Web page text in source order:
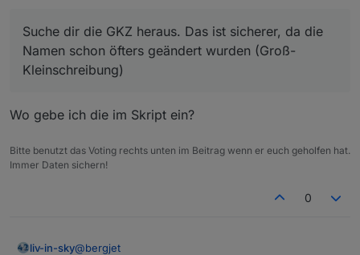
Suche dir die GKZ heraus. Das ist sicherer, da die
Namen schon öfters geändert wurden (Groß-
Kleinschreibung)
Wo gebe ich die im Skript ein?
Bitte benutzt das Voting rechts unten im Beitrag wenn er euch geholfen hat.
Immer Daten sichern!
0
liv-in-sky@bergjet